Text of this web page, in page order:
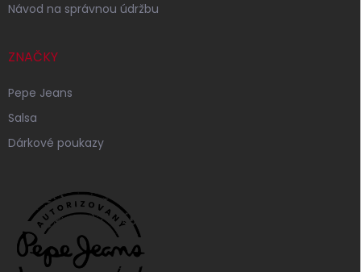
Návod na správnou údržbu
ZNAČKY
Pepe Jeans
Salsa
Dárkové poukazy